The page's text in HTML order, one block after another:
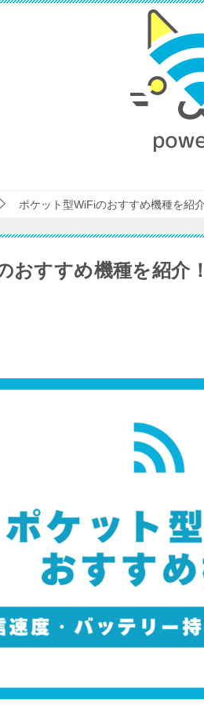
ポケット型WiFiのおすすめ機種を紹
おすすめ機種を紹介